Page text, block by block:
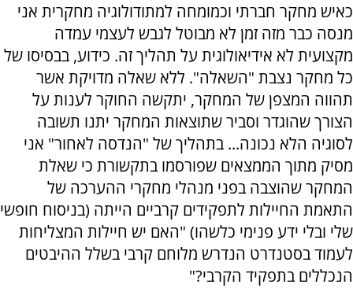
כאיש מחקר חברתי וכמומחה למתודולוגיה מחקרית אני
מנסה כבר מזה זמן לא מבוטל לגבש לעצמי עמדה
מקצועית לא אידיאולוגית על תהליך זה. כידוע, בבסיסו של
כל מחקר נצבת "השאלה". ללא שאלה מדויקת אשר
תהווה המצפן של המחקר, יתקשה החוקר לענות על
הצורך שהוגדר וסביר שתוצאות המחקר יתנו תשובה
לסוגיה הלא נכונה... בתהליך של "הנדסה לאחור" אני
מסיק מתוך הממצאים שפורסמו בתקשורת כי שאלת
המחקר שהוצבה בפני מנהלי מחקרי ההערכה של
התאמת החיילות לתפקידים קרביים הייתה (בניסוח חופשי
שלי ובלי ידע פנימי כלשהו) "האם יש חיילות המצליחות
לעמוד בסטנדרט הנדרש מלוחם קרבי בשלל ההיבטים
הנכללים בתפקיד הקרבי?"